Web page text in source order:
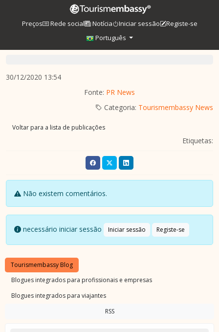
Preços Rede social Notícia Iniciar sessão
Registe-se
Português
30/12/2020 13:54
Fonte: PR News
Categoria: Tourismembassy News
Voltar para a lista de publicações
Etiquetas:
Não existem comentários.
necessário iniciar sessão Iniciar sessão Registe-se
Tourismembassy Blog
Blogues integrados para profissionais e empresas
Blogues integrados para viajantes
RSS